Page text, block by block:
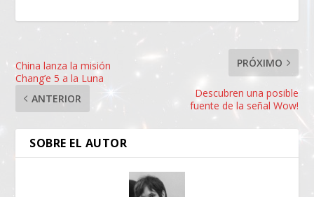
China lanza la misión
Chang’e 5 a la Luna
ANTERIOR
PRÓXIMO
Descubren una posible
fuente de la señal Wow!
SOBRE EL AUTOR